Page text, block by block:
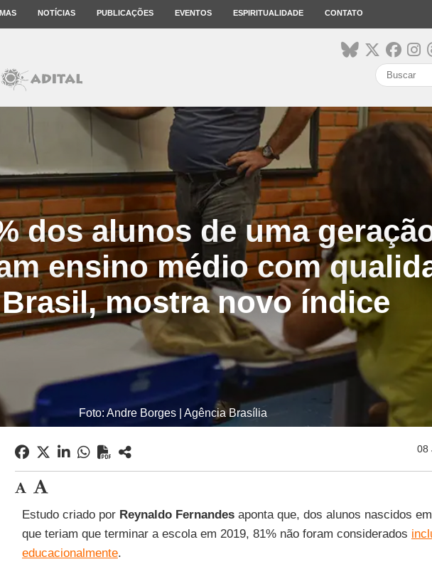
NOTÍCIAS PUBLICAÇÕES EVENTOS ESPIRITUALIDADE CONTATO
dos alunos de uma
ensino médio com
mostra novo índice
Foto: Andre Borges | Agência Brasília
08
Estudo criado por Reynaldo Fernandesaponta que, dos alunos nascidos
que teriam que terminar a escola em 2019, 81% não foram considerados
educacionalmente.